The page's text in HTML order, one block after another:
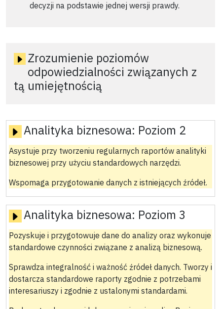
decyzji na podstawie jednej wersji prawdy.
Zrozumienie poziomów
odpowiedzialności związanych z
tą umiejętnością
Analityka biznesowa: Poziom 2
Asystuje przy tworzeniu regularnych raportów analityki
biznesowej przy użyciu standardowych narzędzi.
Wspomaga przygotowanie danych z istniejących źródeł.
Analityka biznesowa: Poziom 3
Pozyskuje i przygotowuje dane do analizy oraz wykonuje
standardowe czynności związane z analizą biznesową.
Sprawdza integralność i ważność źródeł danych. Tworzy i
dostarcza standardowe raporty zgodnie z potrzebami
interesariuszy i zgodnie z ustalonymi standardami.